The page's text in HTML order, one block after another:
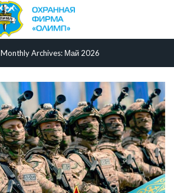
Monthly Archives: Май 2026